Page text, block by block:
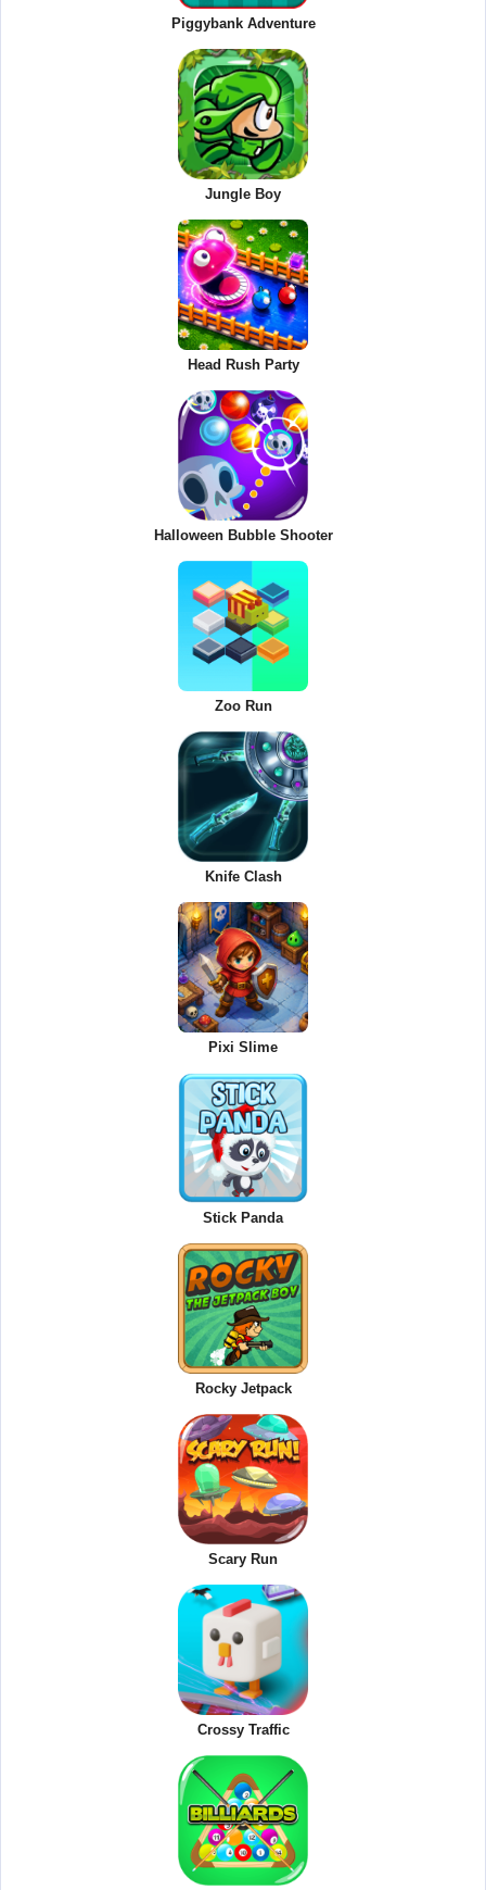
Piggybank Adventure
Jungle Boy
Head Rush Party
Halloween Bubble Shooter
Zoo Run
Knife Clash
Pixi Slime
Stick Panda
Rocky Jetpack
Scary Run
Crossy Traffic